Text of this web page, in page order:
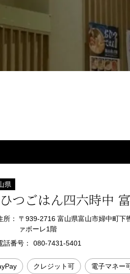
県
つごはん四六時中
所：
〒939-2716 富山県富山市婦中町下
ァボーレ1階
話番号：
080-7431-5401
クレジット可 電子マネー